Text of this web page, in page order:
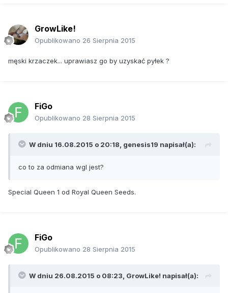
GrowLike!
Opublikowano 26 Sierpnia 2015
męski krzaczek... uprawiasz go by uzyskać pyłek ?
FiGo
Opublikowano 28 Sierpnia 2015
W dniu 16.08.2015 o 20:18, genesis19 napisał(a):
co to za odmiana wgl jest?
Special Queen 1 od Royal Queen Seeds.
FiGo
Opublikowano 28 Sierpnia 2015
W dniu 26.08.2015 o 08:23, GrowLike! napisał(a):